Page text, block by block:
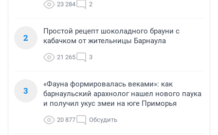
23 284 2
2
Простой рецепт шоколадного брауни с
кабачком от жительницы Барнаула
21 265 3
3
«Фауна формировалась веками»: как
барнаульский арахнолог нашел нового паука
и получил укус змеи на юге Приморья
20 877 Обсудить